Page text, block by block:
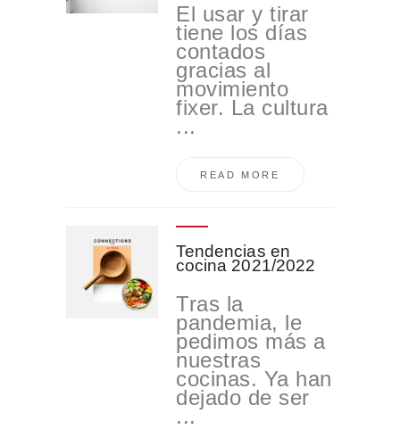
El usar y tirar
tiene los días
contados
gracias al
movimiento
fixer. La cultura
...
READ MORE
Tendencias en
cocina 2021/2022
Tras la
pandemia, le
pedimos más a
nuestras
cocinas. Ya han
dejado de ser
...